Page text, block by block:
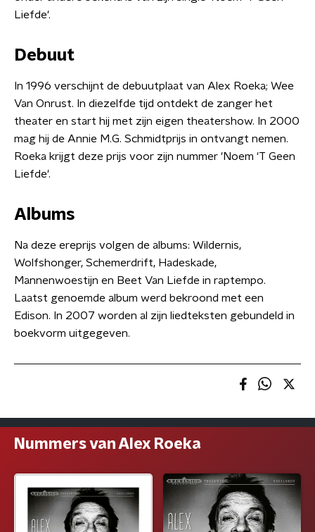
Liefde'.
Debuut
In 1996 verschijnt de debuutplaat van Alex Roeka; Wee
Van Onrust. In diezelfde tijd ontdekt de zanger het
theater en start hij met zijn eigen theatershow. In 2000
mag hij de Annie M.G. Schmidtprijs in ontvangt nemen.
Roeka krijgt deze prijs voor zijn nummer 'Noem 'T Geen
Liefde'.
Albums
Na deze ereprijs volgen de albums: Wildernis,
Wolfshonger, Schemerdrift, Hadeskade,
Mannenwoestijn en Beet Van Liefde in raptempo.
Laatst genoemde album werd bekroond met een
Edison. In 2007 worden al zijn liedteksten gebundeld in
boekvorm uitgegeven.
Nummers van Alex Roeka